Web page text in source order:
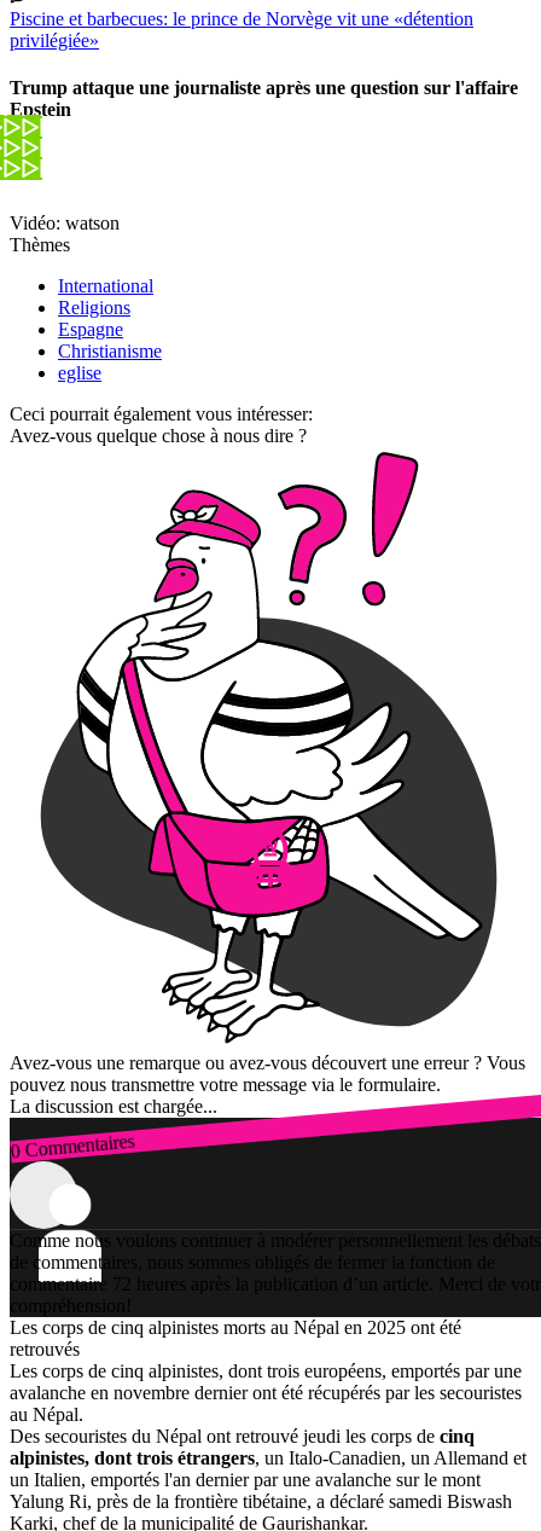
Piscine et barbecues: le prince de Norvège vit une «détention
privilégiée»
Trump attaque une journaliste après une question sur l'affaire
Epstein
Vidéo: watson
Thèmes
International
Religions
Espagne
Christianisme
eglise
Ceci pourrait également vous intéresser:
Avez-vous quelque chose à nous dire ?
Avez-vous une remarque ou avez-vous découvert une erreur ? Vous
pouvez nous transmettre votre message via le formulaire.
La discussion est chargée...
0 Commentaires
Connexion
Comme nous voulons continuer à modérer personnellement les débats
de commentaires, nous sommes obligés de fermer la fonction de
commentaire 72 heures après la publication d’un article. Merci de
compréhension!
Les corps de cinq alpinistes morts au Népal en 2025 ont été
retrouvés
Les corps de cinq alpinistes, dont trois européens, emportés par une
avalanche en novembre dernier ont été récupérés par les secouristes
au Népal.
Des secouristes du Népal ont retrouvé jeudi les corps de cinq
alpinistes, dont trois étrangers, un Italo-Canadien, un Allemand et
un Italien, emportés l'an dernier par une avalanche sur le mont
Yalung Ri, près de la frontière tibétaine, a déclaré samedi Biswash
Karki, chef de la municipalité de Gaurishankar.